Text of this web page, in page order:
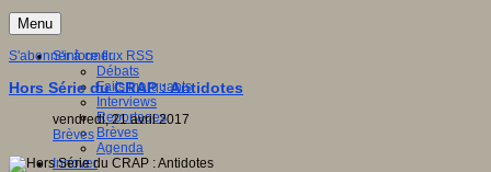
Menu
S'informer
Débats
Faits marquants
Interviews
Reportages
Brèves
Agenda
Innover
S'abonner à ce flux RSS
Hors Série du CRAP : Antidotes
vendredi, 21 avril 2017
Brèves